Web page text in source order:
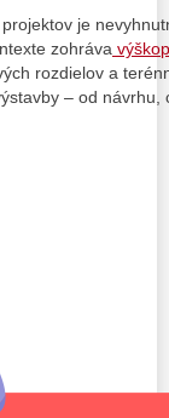
je
zohráva
rozdielov a
– od